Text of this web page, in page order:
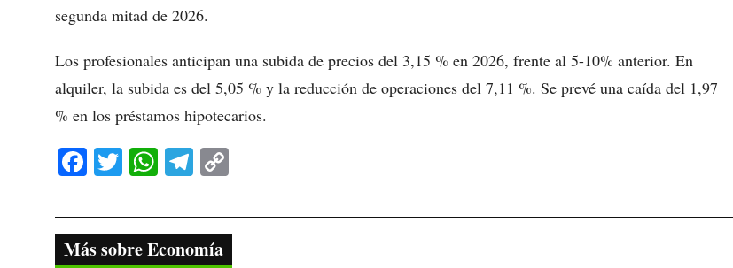
segunda mitad de 2026.
Los profesionales anticipan una subida de precios del 3,15 % en 2026, frente al 5-10% anterior. En
alquiler, la subida es del 5,05 % y la reducción de operaciones del 7,11 %. Se prevé una caída del 1,97
% en los préstamos hipotecarios.
Fa
ce
bo
ok
T
wi
tte
r
W
ha
ts
A
Te
le
gr
a
y
Li
Más sobre Economía